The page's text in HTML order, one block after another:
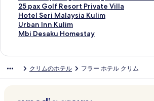
d
g
e
の
を
開
b
y
Y
o
e
l
S
r
e
m
I
n
n
の
を
開
e
l
の
ペ
開
く
i
t
e
c
m
e
t
H
o
t
l
9
0
7
2
m
8
6
M
o
M
e
I
n
n
,
i
s
t
a
y
l
i
t
a
l
9
n
a
s
t
h
o
m
e
s
u
25 pax Golf Resort Private Villa
2
5
p
a
f
Hotel Seri Malaysia Kulim
H
o
t
r
Urban Inn Kulim
U
r
n
Mbi Desaku Homestay
M
s
クリムのホテル フラー ホテル クリム